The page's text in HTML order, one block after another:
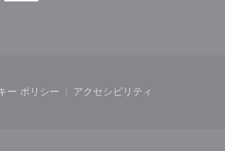
で開きます))
ー ポリシー
((新しいウィンドウで開きます))
アクセシビリティ
((新しいウィンドウで開